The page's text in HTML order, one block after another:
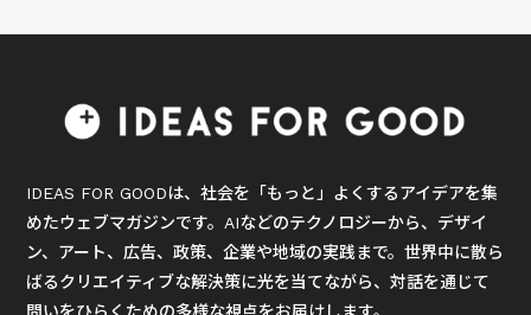
IDEAS FOR GOODは、社会を「もっと」よくするアイデアを集
めたウェブマガジンです。AIなどのテクノロジーから、デザイ
ン、アート、広告、政策、企業や地域の実践まで。世界中に散ら
ばるクリエイティブな解決策に光を当てながら、対話を通じて
問いをひらくための多様な視点をお届けします。